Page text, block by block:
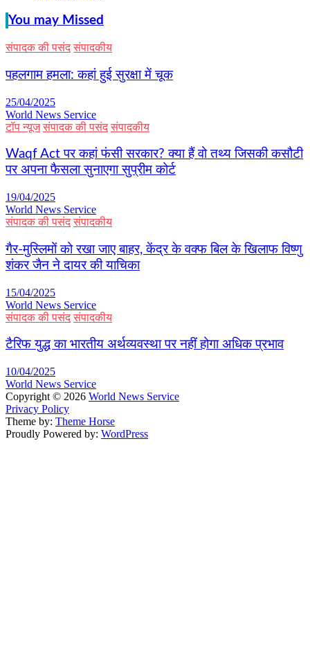
You may Missed
संपादक की पसंद संपादकीय
पहलगाम हमला: कहां हुई सुरक्षा में चूक
25/04/2025
World News Service
टॉप न्यूज संपादक की पसंद संपादकीय
Waqf Act पर कहां फंसी सरकार? क्या हैं वो तथ्य जिसकी कसौटी
पर अपना फैसला सुनाएगा सुप्रीम कोर्ट
19/04/2025
World News Service
संपादक की पसंद संपादकीय
गैर-मुस्लिमों को रखा जाए बाहर, केंद्र के वक्फ बिल के खिलाफ विष्णु
शंकर जैन ने दायर की याचिका
15/04/2025
World News Service
संपादक की पसंद संपादकीय
टैरिफ युद्ध का भारतीय अर्थव्यवस्था पर नहीं होगा अधिक प्रभाव
10/04/2025
World News Service
Copyright © 2026 World News Service
Privacy Policy
Theme by: Theme Horse
Proudly Powered by: WordPress